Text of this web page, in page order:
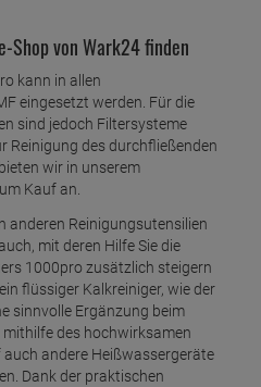
Shop von Wark24 finden
kann in allen
eingesetzt werden. Für die
sind jedoch Filtersysteme
Reinigung des durchfließenden
wir in unserem
Kauf an.
anderen Reinigungsutensilien
mit deren Hilfe Sie die
1000pro zusätzlich steigern
flüssiger Kalkreiniger, wie der
sinnvolle Ergänzung beim
des hochwirksamen
andere Heißwassergeräte
Dank der praktischen